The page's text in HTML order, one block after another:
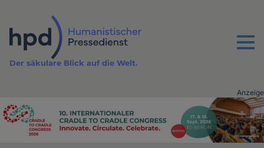
Inhalt
Menu
Der säkulare Blick auf die Welt.
Advertising
Anzeige